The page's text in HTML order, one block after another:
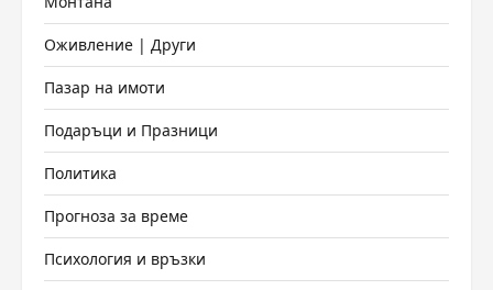
Оживление | Други
Пазар на имоти
Подаръци и Празници
Политика
Прогноза за време
Психология и връзки